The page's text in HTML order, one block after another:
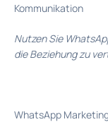
Kommunikation
Nutzen Sie
die Beziehung zu
WhatsApp